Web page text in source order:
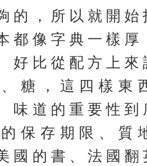
的，所以就開
都像字典一樣
好比從配方上
糖，這四樣東
味道的重要性
保存期限、質
國的書、法國